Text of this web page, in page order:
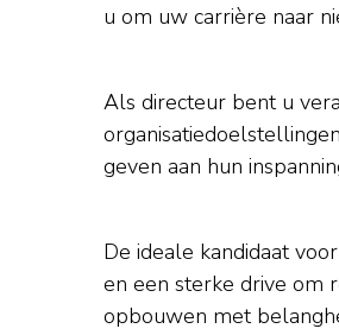
u om uw carrière naar
Als directeur bent u
geven aan hun
De ideale kandidaat
en een sterke drive om
opbouwen met